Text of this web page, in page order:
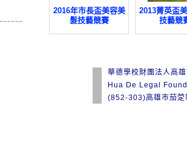
2016年市長盃美容美
髮技藝競賽
2013菁英盃
技藝競
華德學校財團法人高
Hua De Legal
(852-303)高雄市茄